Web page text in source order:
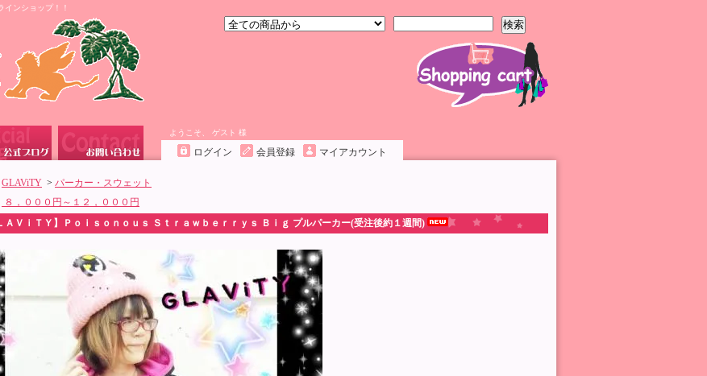
ンショップ！！
検索
ようこそ、 ゲスト 様
ログイン 会員登録 マイアカウント
GLAViTY > パーカー・スウェット
８，０００円～１２，０００円
ＡＶｉＴＹ】Ｐｏｉｓｏｎｏｕｓ Ｓｔｒａｗｂｅｒｒｙｓ Ｂｉｇ プルパーカー(受注後約１週間)